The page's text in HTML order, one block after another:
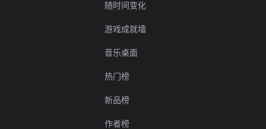
随时间变化
游戏成就墙
音乐桌面
热门榜
新品榜
作者榜